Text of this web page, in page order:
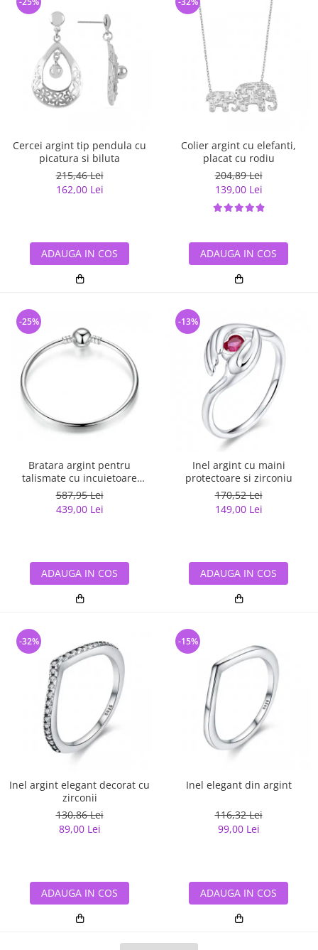
Cercei argint tip pendula cu
picatura si biluta
215,46 Lei
162,00 Lei
ADAUGA IN COS
Colier argint cu elefanti,
placat cu rodiu
204,89 Lei
139,00 Lei
ADAUGA IN COS
Bratara argint pentru
talismate cu incuietoare
sferica
587,95 Lei
439,00 Lei
-25%
ADAUGA IN COS
Inel argint cu maini
protectoare si zirconiu
170,52 Lei
149,00 Lei
-13%
ADAUGA IN COS
Inel argint elegant decorat cu
zirconii
130,86 Lei
89,00 Lei
-32%
ADAUGA IN COS
Inel elegant din argint
116,32 Lei
99,00 Lei
-15%
ADAUGA IN COS